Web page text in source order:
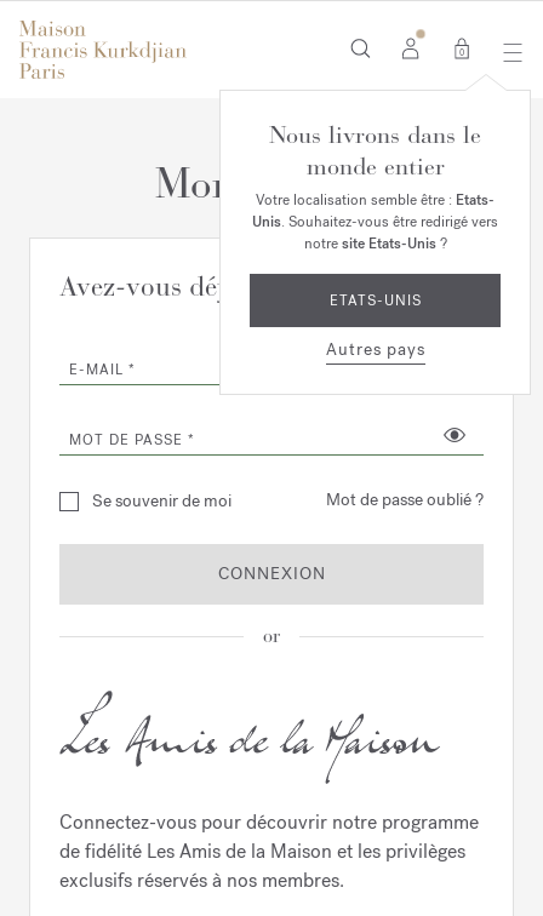
0
Nous livrons dans le
monde entier
Votre localisation semble être : Etats-
Unis. Souhaitez-vous être redirigé vers
notresite Etats-Unis?
ETATS-UNIS
Autres pays
Mon Compte
Avez-vous déjà un compte ?
E-MAIL
MOT DE PASSE
Mot de passe oublié ?
Se souvenir de moi
CONNEXION
or
Connectez-vous pour découvrir notre programme
de fidélité Les Amis de la Maison et les privilèges
exclusifs réservés à nos membres.